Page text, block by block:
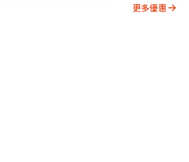
更多優惠